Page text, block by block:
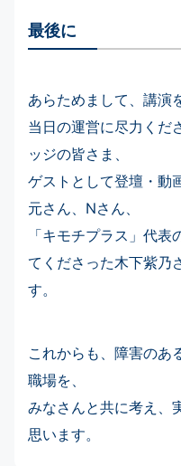
最後に
あらためまして、講演
当日の運営に尽力くだ
ッジの皆さま、
ゲストとして登壇・動
元さん、Nさん、
「キモチプラス」代
てくださった木下紫乃
す。
これからも、障害のあ
職場を、
みなさんと共に考え、
思います。